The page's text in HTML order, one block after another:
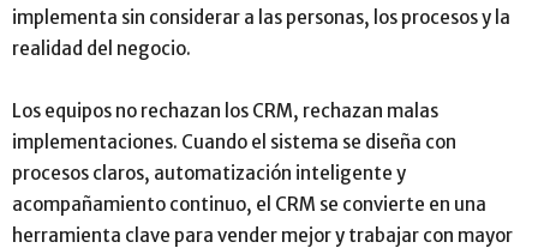
implementa sin considerar a las personas, los procesos y la
realidad del negocio.
Los equipos no rechazan los CRM, rechazan malas
implementaciones. Cuando el sistema se diseña con
procesos claros, automatización inteligente y
acompañamiento continuo, el CRM se convierte en una
herramienta clave para vender mejor y trabajar con mayor